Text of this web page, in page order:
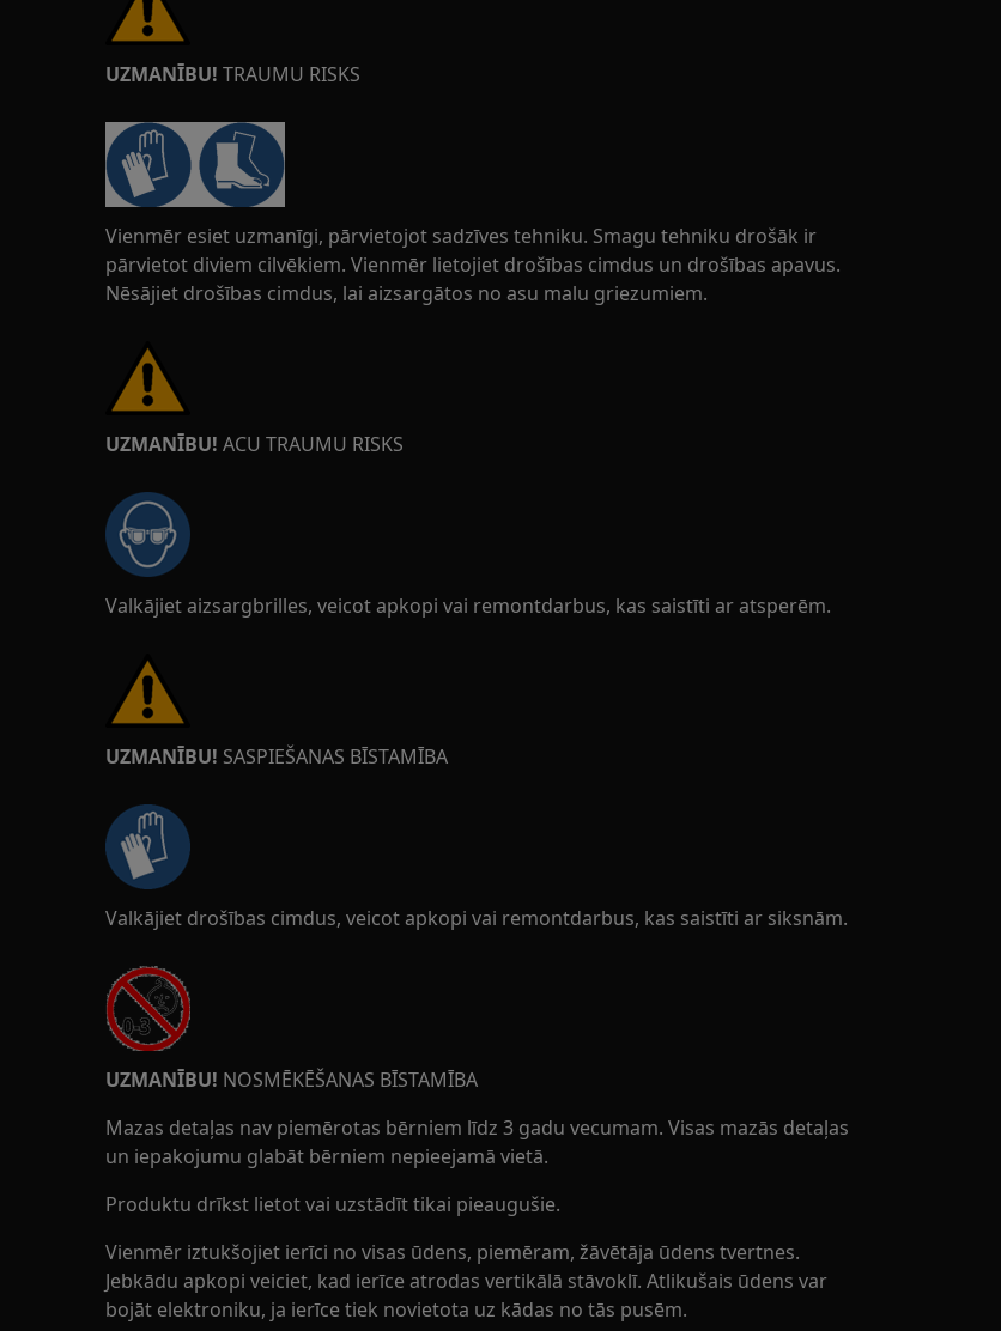
UZMANĪBU! TRAUMU RISKS
Vienmēr esiet uzmanīgi, pārvietojot sadzīves tehniku. Smagu tehniku drošāk ir
pārvietot diviem cilvēkiem. Vienmēr lietojiet drošības cimdus un drošības apavus.
Nēsājiet drošības cimdus, lai aizsargātos no asu malu griezumiem.
UZMANĪBU! ACU TRAUMU RISKS
Valkājiet aizsargbrilles, veicot apkopi vai remontdarbus, kas saistīti ar atsperēm.
UZMANĪBU! SASPIEŠANAS BĪSTAMĪBA
Valkājiet drošības cimdus, veicot apkopi vai remontdarbus, kas saistīti ar siksnām.
UZMANĪBU! NOSMĒKĒŠANAS BĪSTAMĪBA
Mazas detaļas nav piemērotas bērniem līdz 3 gadu vecumam. Visas mazās detaļas
un iepakojumu glabāt bērniem nepieejamā vietā.
Produktu drīkst lietot vai uzstādīt tikai pieaugušie.
Vienmēr iztukšojiet ierīci no visas ūdens, piemēram, žāvētāja ūdens tvertnes.
Jebkādu apkopi veiciet, kad ierīce atrodas vertikālā stāvoklī. Atlikušais ūdens var
bojāt elektroniku, ja ierīce tiek novietota uz kādas no tās pusēm.